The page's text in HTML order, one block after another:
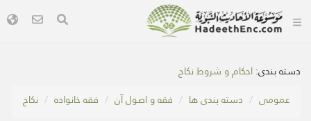
دسته بندی:احکام و شروط نکاح
عمومی
دسته بندی ها فقه و اصول آن فقه خانواده نکاح